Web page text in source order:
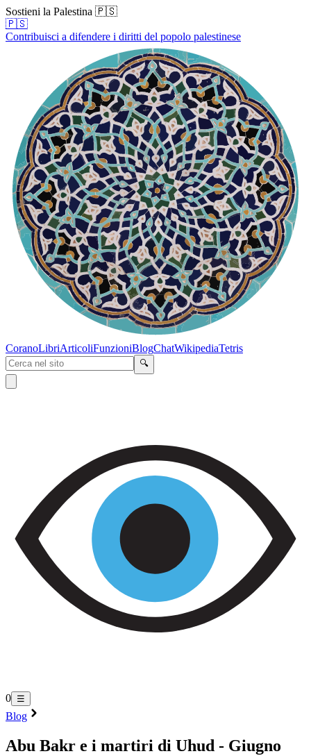
Sostieni la Palestina 🇵🇸
🇵🇸
Contribuisci a difendere i diritti del popolo palestinese
CoranoLibriArticoliFunzioniBlogChatWikipediaTetris
🔍
0 ☰
Blog
Abu Bakr e i martiri di Uhud - Giugno